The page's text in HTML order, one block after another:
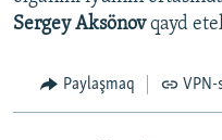
Sergey Aksönovqayd
Paylaşmaq VPN-